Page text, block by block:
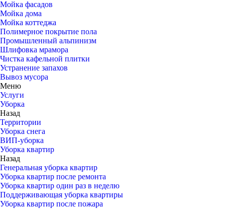
Мойка фасадов
Мойка дома
Мойка коттеджа
Полимерное покрытие пола
Промышленный альпинизм
Шлифовка мрамора
Чистка кафельной плитки
Устранение запахов
Вывоз мусора
Меню
Услуги
Уборка
Назад
Территории
Уборка снега
ВИП-уборка
Уборка квартир
Назад
Генеральная уборка квартир
Уборка квартир после ремонта
Уборка квартир один раз в неделю
Поддерживающая уборка квартиры
Уборка квартир после пожара